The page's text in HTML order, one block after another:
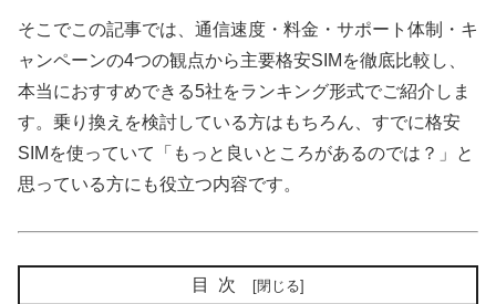
そこでこの記事では、通信速度・料金・サポート体制・キ
ャンペーンの4つの観点から主要格安SIMを徹底比較し、
本当におすすめできる5社をランキング形式でご紹介しま
す。乗り換えを検討している方はもちろん、すでに格安
SIMを使っていて「もっと良いところがあるのでは？」と
思っている方にも役立つ内容です。
目次